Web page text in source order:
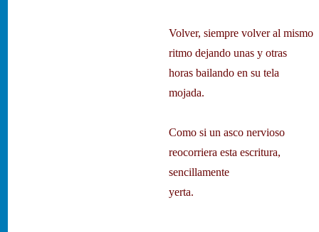
Volver, siempre volver al mismo
ritmo dejando unas y otras
horas bailando en su tela
mojada.
Como si un asco nervioso
reocorriera esta escritura,
sencillamente
yerta.